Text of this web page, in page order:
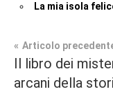
La mia isola
Tag
Contemporary
Romance
articoli
Articolo
Il libro dei
arcani della